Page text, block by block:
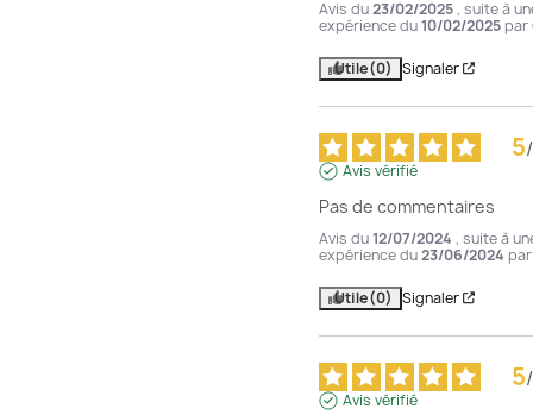
Avis du23/02/2025, suite à
expérience du10/02/2025 par
Utile(0) Signaler
5/
Avis vérifié
Pas de commentaires
Avis du12/07/2024 , suite à
expérience du23/06/2024
Utile(0) Signaler
5/
Avis vérifié